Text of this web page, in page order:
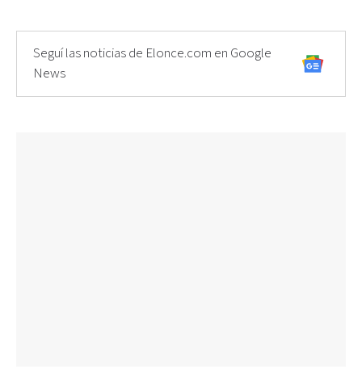
Seguí las noticias de Elonce.com en Google
News